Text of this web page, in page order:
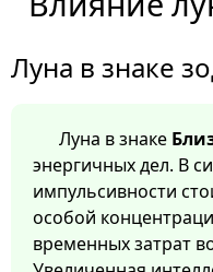
Луна в знаке
Луна в знаке
энергичных дел. В
импульсивности
особой
временных затрат